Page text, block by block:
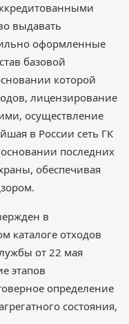
выдавать
оформленные
базовой
которой
лицензирование
осуществление
в России сеть ГК
последних
обеспечивая
в
каталоге отходов
от 22 мая
этапов
определение
состояния,